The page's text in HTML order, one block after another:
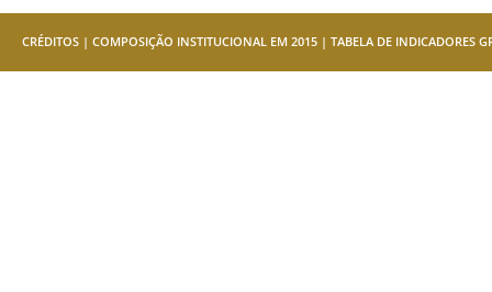
CRÉDITOS | COMPOSIÇÃO INSTITUCIONAL EM 2015 | TABELA DE INDICADORES